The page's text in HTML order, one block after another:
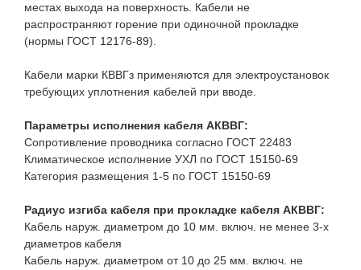
местах выхода на поверхность. Кабели не
распространяют горение при одиночной прокладке
(нормы ГОСТ 12176-89).
Кабели марки КВВГз применяются для электроустановок
требующих уплотнения кабелей при вводе.
Параметры исполнения кабеля АКВВГ:
Сопротивление проводника согласно ГОСТ 22483
Климатическое исполнение УХЛ по ГОСТ 15150-69
Категория размещения 1-5 по ГОСТ 15150-69
Радиус изгиба кабеля при прокладке кабеля АКВВГ:
Кабель наруж. диаметром до 10 мм. включ. не менее 3-х
диаметров кабеля
Кабель наруж. диаметром от 10 до 25 мм. включ. не